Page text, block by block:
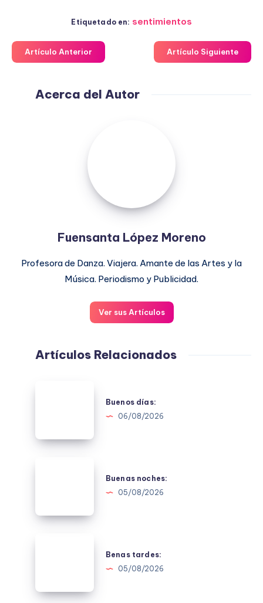
Etiquetado en: sentimientos
Artículo Anterior Artículo Siguiente
Acerca del Autor
Fuensanta López Moreno
Profesora de Danza. Viajera. Amante de las Artes y la
Música. Periodismo y Publicidad.
Ver sus Artículos
Artículos Relacionados
Buenos días:
06/08/2026
Buenas noches:
05/08/2026
Benas tardes:
05/08/2026